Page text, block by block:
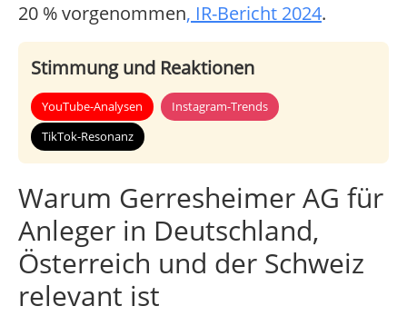
20 % vorgenommen, IR-Bericht 2024.
Stimmung und Reaktionen
YouTube-Analysen
Instagram-Trends
TikTok-Resonanz
Warum Gerresheimer AG für
Anleger in Deutschland,
Österreich und der Schweiz
relevant ist